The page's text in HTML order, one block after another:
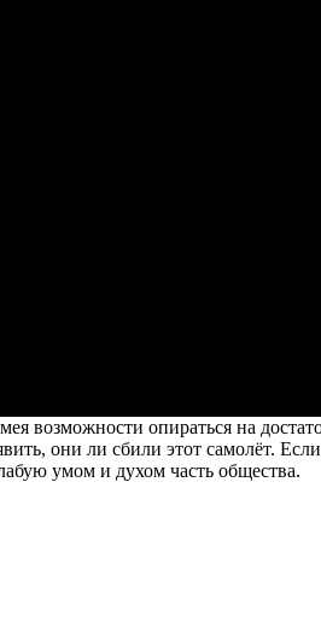
возможности опираться на
они ли сбили этот самолёт.
умом и духом часть общества.